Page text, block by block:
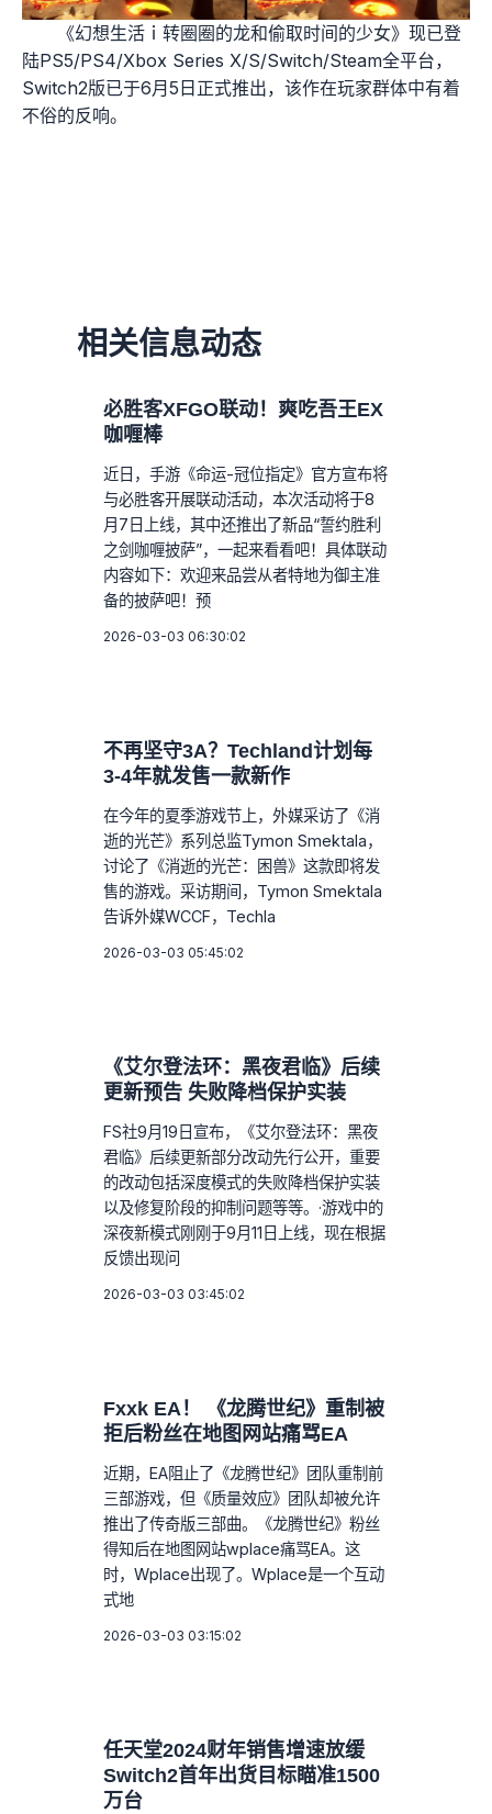
《幻想生活ｉ转圈圈的龙和偷取时间的少女》现已登
陆PS5/PS4/Xbox Series X/S/Switch/Steam全平台，
Switch2版已于6月5日正式推出，该作在玩家群体中有着
不俗的反响。
相关信息动态
必胜客XFGO联动！爽吃吾王EX
咖喱棒
近日，手游《命运-冠位指定》官方宣布将
与必胜客开展联动活动，本次活动将于8
月7日上线，其中还推出了新品“誓约胜利
之剑咖喱披萨”，一起来看看吧！具体联动
内容如下：欢迎来品尝从者特地为御主准
备的披萨吧！预
2026-03-03 06:30:02
不再坚守3A？Techland计划每
3-4年就发售一款新作
在今年的夏季游戏节上，外媒采访了《消
逝的光芒》系列总监Tymon Smektala，
讨论了《消逝的光芒：困兽》这款即将发
售的游戏。采访期间，Tymon Smektala
告诉外媒WCCF，Techla
2026-03-03 05:45:02
《艾尔登法环：黑夜君临》后续
更新预告 失败降档保护实装
FS社9月19日宣布，《艾尔登法环：黑夜
君临》后续更新部分改动先行公开，重要
的改动包括深度模式的失败降档保护实装
以及修复阶段的抑制问题等等。·游戏中的
深夜新模式刚刚于9月11日上线，现在根据
反馈出现问
2026-03-03 03:45:02
Fxxk EA！ 《龙腾世纪》重制被
拒后粉丝在地图网站痛骂EA
近期，EA阻止了《龙腾世纪》团队重制前
三部游戏，但《质量效应》团队却被允许
推出了传奇版三部曲。《龙腾世纪》粉丝
得知后在地图网站wplace痛骂EA。这
时，Wplace出现了。Wplace是一个互动
式地
2026-03-03 03:15:02
任天堂2024财年销售增速放缓
Switch2首年出货目标瞄准1500
万台